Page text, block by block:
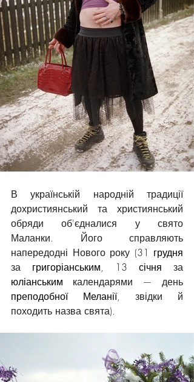
В українській народній традиції
дохристиянський та християнський
обряди об'єдналися у свято
Маланки. Його справляють
напередодні Нового року (31 грудня
за григоріанським, 13 січня
юліанським
преподобної Меланії, звідки й
походить назва свята).